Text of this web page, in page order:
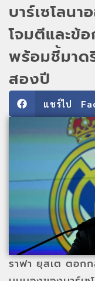
บาร์เซโลน
โจมตีและข้
พร้อมชี้มาด
สองปี
แชร์ไป
ราฟา ยุสเต ตอก